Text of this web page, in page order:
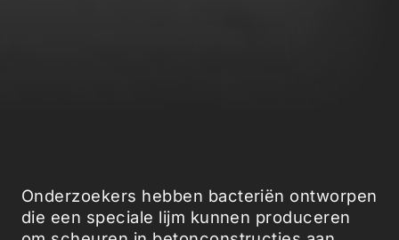
Onderzoekers hebben bacteriën ontworpen
die een speciale lijm kunnen produceren